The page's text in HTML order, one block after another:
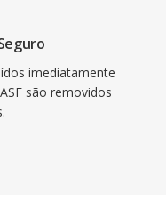
imediatamente
são removidos